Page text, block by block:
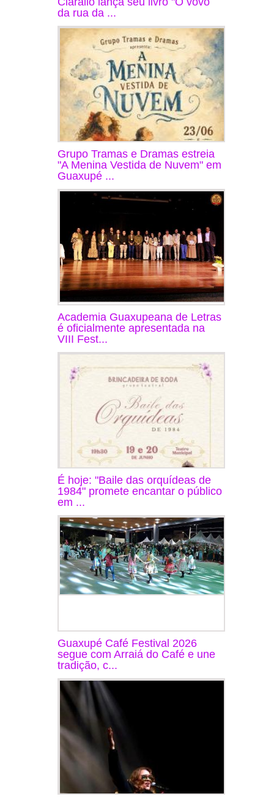
da rua da ...
Grupo Tramas e Dramas estreia
"A Menina Vestida de Nuvem" em
Guaxupé ...
Academia Guaxupeana de Letras
é oficialmente apresentada na
VIII Fest...
É hoje: "Baile das orquídeas de
1984" promete encantar o público
em ...
Guaxupé Café Festival 2026
segue com Arraiá do Café e une
tradição, c...